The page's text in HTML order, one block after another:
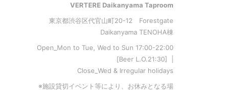
VERTERE Daikanyama Taproom
東京都渋谷区代官山町20-12 Forestgate
Daikanyama TENOHA棟
Open_Mon to Tue, Wed to Sun 17:00-22:00
[Beer L.O.21:30] |
Close_Wed & Irregular holidays
※施設貸切イベント等により、お休みとなる場